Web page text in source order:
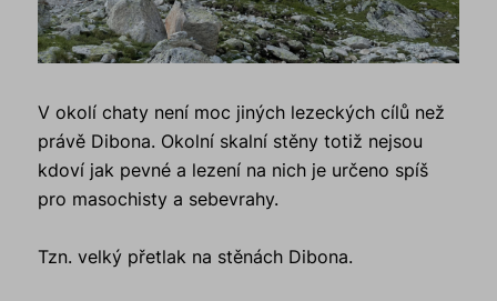
V okolí chaty není moc jiných lezeckých cílů než
právě Dibona. Okolní skalní stěny totiž nejsou
kdoví jak pevné a lezení na nich je určeno spíš
pro masochisty a sebevrahy.
Tzn. velký přetlak na stěnách Dibona.